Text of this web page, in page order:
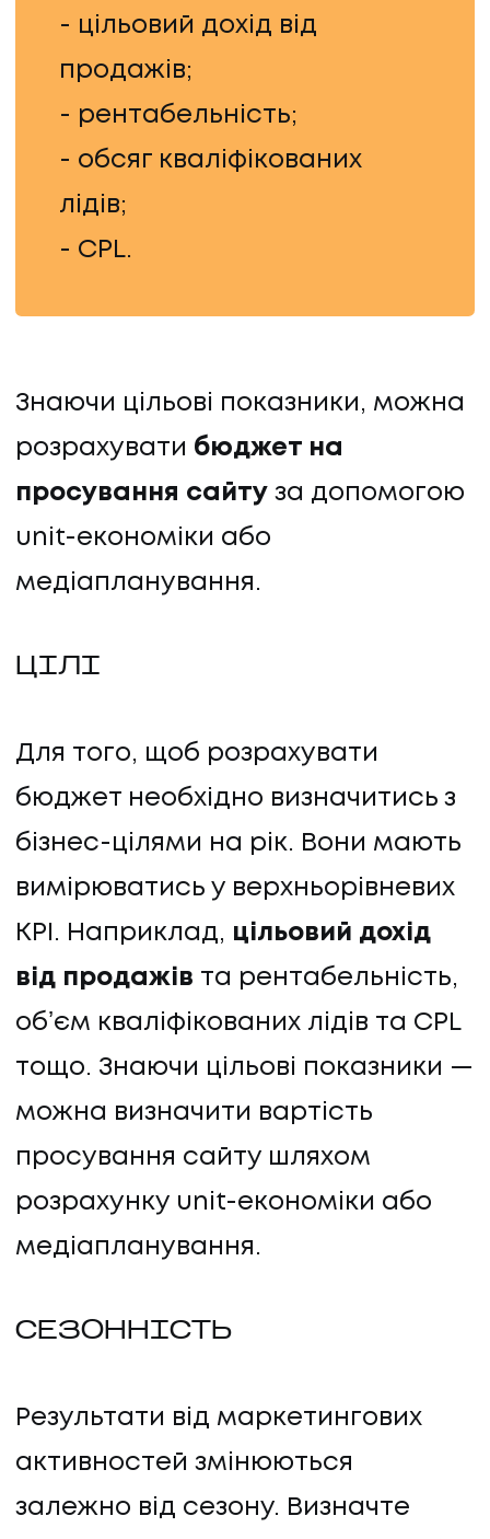
- цільовий дохід від
продажів;
- рентабельність;
- обсяг кваліфікованих
лідів;
- CPL.
Знаючи цільові показники, можна
розрахувати бюджет на
просування сайту за допомогою
unit-економіки або
медіапланування.
ЦІЛІ
Для того, щоб розрахувати
бюджет необхідно визначитись з
бізнес-цілями на рік. Вони мають
вимірюватись у верхньорівневих
KPI. Наприклад, цільовий дохід
від продажів та рентабельність,
обʼєм кваліфікованих лідів та CPL
тощо. Знаючи цільові показники —
можна визначити вартість
просування сайту шляхом
розрахунку unit-економіки або
медіапланування.
СЕЗОННІСТЬ
Результати від маркетингових
активностей змінюються
залежно від сезону. Визначте
КАР'ЄРА
КАР'ЄРА
БЛОГ
КЛІЄНТИ
КОНТАКТИ
ПРО НАС